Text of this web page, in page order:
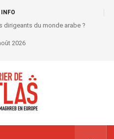
dirigeants du monde arabe ?
2026